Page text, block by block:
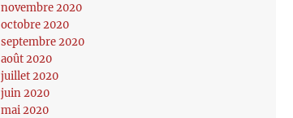
novembre 2020
octobre 2020
septembre 2020
août 2020
juillet 2020
juin 2020
mai 2020